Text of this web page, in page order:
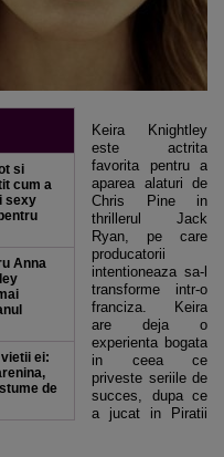
si
cum a
sexy
Anna
ei:
de
Keira Knightley
este actrita
favorita pentru a
aparea alaturi de
Chris Pine in
thrillerul Jack
Ryan, pe care
producatorii
intentioneaza sa-l
transforme intr-o
franciza. Keira
are deja o
experienta bogata
in ceea ce
priveste seriile de
succes, dupa ce
a jucat in Piratii